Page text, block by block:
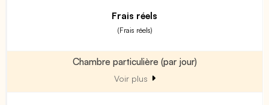
Frais réels
(Frais réels)
Chambre particulière (par jour)
Voir plus